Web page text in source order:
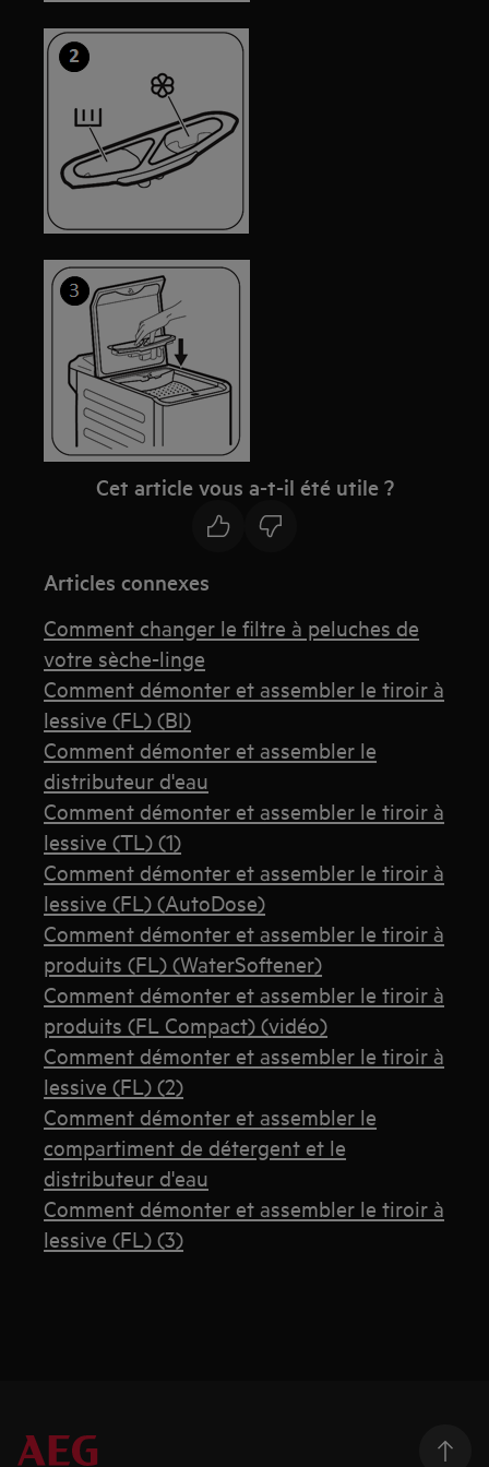
Cet article vous a-t-il été utile ?
Articles connexes
Comment changer le filtre à peluches de
votre sèche-linge
Comment démonter et assembler le tiroir à
lessive (FL) (BI)
Comment démonter et assembler le
distributeur d'eau
Comment démonter et assembler le tiroir à
lessive (TL) (1)
Comment démonter et assembler le tiroir à
lessive (FL) (AutoDose)
Comment démonter et assembler le tiroir à
produits (FL) (WaterSoftener)
Comment démonter et assembler le tiroir à
produits (FL Compact) (vidéo)
Comment démonter et assembler le tiroir à
lessive (FL) (2)
Comment démonter et assembler le
compartiment de détergent et le
distributeur d'eau
Comment démonter et assembler le tiroir à
lessive (FL) (3)